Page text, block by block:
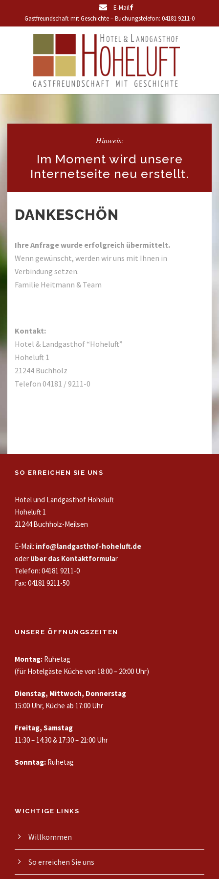
E-Mail
Gastfreundschaft mit Geschichte – Buchungstelefon: 04181 9211-0
Hinweis:
Im Moment wird unsere
Internetseite neu erstellt.
DANKESCHÖN
Ihre Anfrage wurde erfolgreich übermittelt.
Wenn gewünscht, werden wir uns mit Ihnen in
Verbindung setzen.
Familie Heitmann & Team
Kontakt:
Hotel & Landgasthof “Hoheluft”
Hoheluft 1
21244 Buchholz
Telefon 04181 / 9211-0
SO ERREICHEN SIE UNS
Hotel und Landgasthof Hoheluft
Hoheluft 1
21244 Buchholz-Meilsen
E-Mail: info@landgasthof-hoheluft.de
oder über das Kontaktformular
Telefon: 04181 9211-0
Fax: 04181 9211-50
UNSERE ÖFFNUNGSZEITEN
Montag: Ruhetag
(für Hotelgäste Küche von 18:00 – 20:00 Uhr)
Dienstag, Mittwoch, Donnerstag
15:00 Uhr, Küche ab 17:00 Uhr
Freitag, Samstag
11:30 – 14:30 & 17:30 – 21:00 Uhr
Sonntag: Ruhetag
WICHTIGE LINKS
Willkommen
So erreichen Sie uns